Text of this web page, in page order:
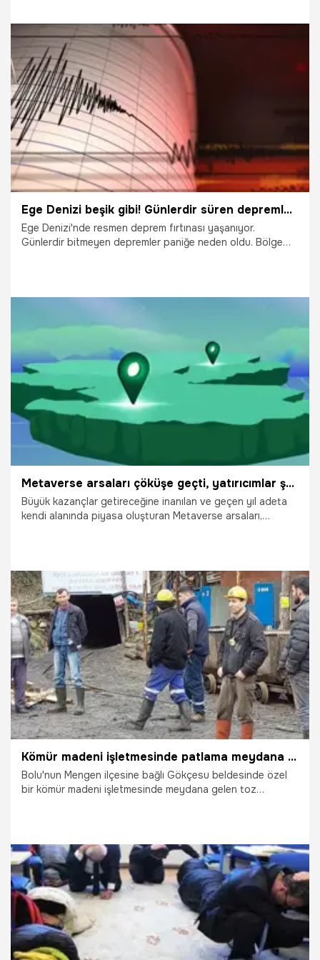
8.02.2025 Gündem
Ege Denizi beşik gibi! Günlerdir süren depremler paniğe neden oldu
Ege Denizi'nde resmen deprem fırtınası yaşanıyor.
Günlerdir bitmeyen depremler paniğe neden oldu. Bölge
5.02.2025 Gündem
Metaverse arsaları çöküşe geçti, yatırıcımlar şokta! 'Kripto paralardaki dalgalanmalara dikkat'
Büyük kazançlar getireceğine inanılan ve geçen yıl adeta
kendi alanında piyasa oluşturan Metaverse arsaları,
altüst edebileceğine dikkati çekerek, bu çöküşün olası
nedenlerini bir bir anlattı.
29.06.2023 Bilim ve Teknoloji
Kömür madeni işletmesinde patlama meydana geldi: 7 yaralı
Bolu'nun Mengen ilçesine bağlı Gökçesu beldesinde özel
bir kömür madeni işletmesinde meydana gelen toz
20.03.2023 Gündem